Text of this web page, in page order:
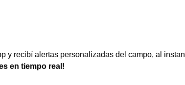
y recibí alertas personalizadas del campo, al
en tiempo real!